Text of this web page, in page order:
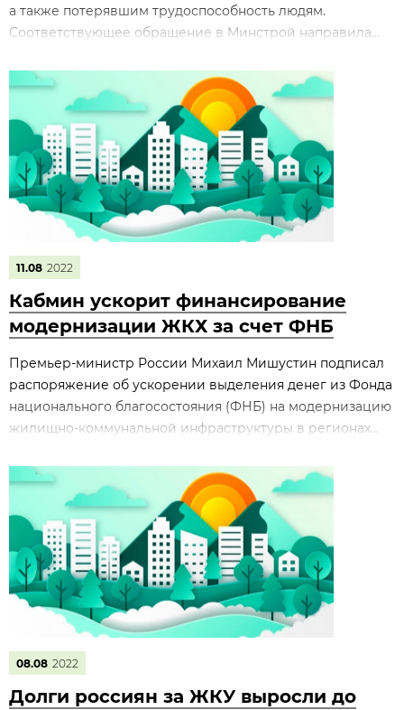
а также потерявшим трудоспособность людям.
Соответствующее обращение в Минстрой направила...
11.08 2022
Кабмин ускорит финансирование
модернизации ЖКХ за счет ФНБ
Премьер-министр России Михаил Мишустин подписал
распоряжение об ускорении выделения денег из Фонда
национального благосостояния (ФНБ) на модернизацию
жилищно-коммунальной инфраструктуры в регионах...
08.08 2022
Долги россиян за ЖКУ выросли до